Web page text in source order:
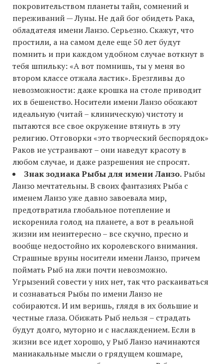
покровительством планеты тайн, сомнений и
переживаний — Луны. Не дай бог обидеть Рака,
обладателя имени Ланзо. Серьезно. Скажут, что
простили, а на самом деле еще 50 лет будут
помнить и при каждом удобном случае воткнут в
тебя шпильку: «А вот помнишь, ты у меня во
втором классе отжала ластик». Брезгливы до
невозможности: даже крошка на столе приводит
их в бешенство. Носители имени Ланзо обожают
идеальную (читай – клиническую) чистоту и
пытаются все свое окружение втянуть в эту
религию. Отговорки «это творческий беспорядок»
Раков не устраивают – они наведут красоту в
любом случае, и даже разрешения не спросят.
Знак зодиака Рыбы для имени Ланзо.Рыбы
Ланзо мечтательны. В своих фантазиях Рыба с
именем Ланзо уже давно завоевала мир,
предотвратила глобальное потепление и
искоренила голод на планете, а вот в реальной
жизни им неинтересно – все скучно, пресно и
вообще недостойно их королевского внимания.
Страшные вруны носители имени Ланзо, причем
поймать Рыб на лжи почти невозможно.
Угрызений совести у них нет, так что раскаиваться
и сознаваться Рыбы по имени Ланзо не
собираются. И им веришь, глядя в их большие и
честные глаза. Обижать Рыб нельзя – страдать
будут долго, муторно и с наслаждением. Если в
жизни все идет хорошо, у Рыб Ланзо начинаются
маниакальные мысли о грядущем кошмаре,